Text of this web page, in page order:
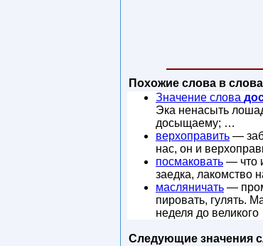
Похожие слова в
Значение слова
Эка ненасыть
досыщаему; …
верхоправить —
нас, он и
посмаковать — что
заедка, лакомство
масляничать —
пировать, гулять.
неделя до
Следующие значения